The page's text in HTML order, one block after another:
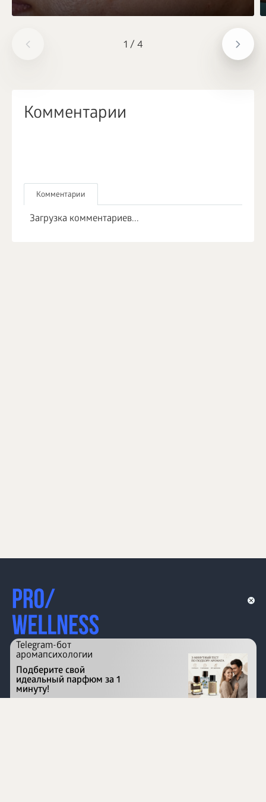
1 / 4
Комментарии
Комментарии
Загрузка комментариев...
Перейти на сайт
Telegram-бот
аромапсихологии
Подберите свой
идеальный парфюм за 1
минуту!